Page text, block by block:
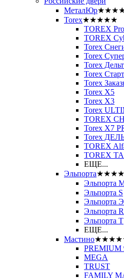
МеталЮр
Torex★★★★★
TOREX
TOREX
Torex
Torex
Torex
Torex
Torex
Torex Х5
Torex Х3
Torex
TOREX
Torex X7
Torex
TOREX
TOREX
ЕЩЕ...
Эльпорта
Эльпорта
Эльпорта S
Эльпорта
Эльпорта R
Эльпорта Т
ЕЩЕ...
Мастино
PREMIUM
MEGA
TRUST
FAMILY